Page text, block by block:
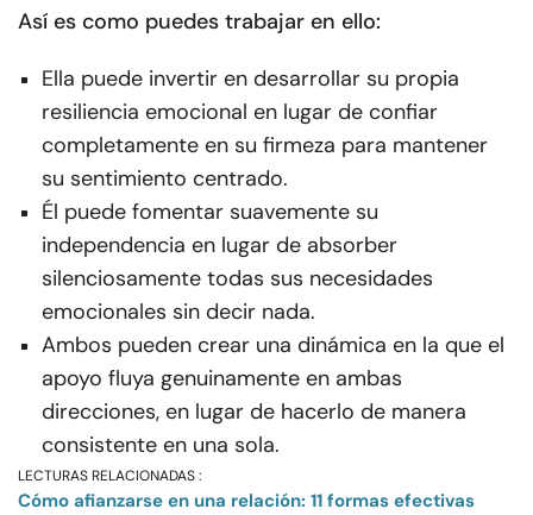
Así es como puedes trabajar en ello:
Ella puede invertir en desarrollar su propia
resiliencia emocional en lugar de confiar
completamente en su firmeza para mantener
su sentimiento centrado.
Él puede fomentar suavemente su
independencia en lugar de absorber
silenciosamente todas sus necesidades
emocionales sin decir nada.
Ambos pueden crear una dinámica en la que el
apoyo fluya genuinamente en ambas
direcciones, en lugar de hacerlo de manera
consistente en una sola.
LECTURAS RELACIONADAS :
Cómo afianzarse en una relación: 11 formas efectivas